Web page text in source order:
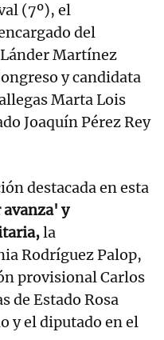
(7º), el
del
Martínez
y candidata
Marta Lois
Joaquín Pérez Rey
destacada en esta
y
la
Rodríguez Palop,
provisional Carlos
de Estado Rosa
y el diputado en el